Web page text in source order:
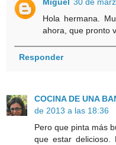
Hola hermana.
ahora, que pronto
Responder
COCINA DE UNA
de 2013 a las 18:36
Pero que pinta más
que estar delicioso.